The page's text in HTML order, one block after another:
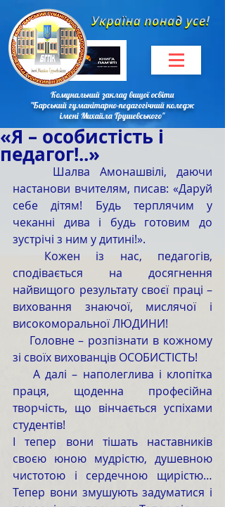
Комунальний заклад вищої освіти
"Барський гуманітарно-педагогічний коледж
імені Михайла Грушевського"
«Я – особистість і
педагог!..»
настанови вчителям, писав: «Даруй
себе дітям! Будь терплячим у
чеканні дива і будь готовим до
зустрічі з ним у дитині!».
сподівається на досягнення
найвищого результату своєї праці –
виховання знаючої, мислячої і
високоморальної ЛЮДИНИ!
зі своїх вихованців ОСОБИСТІСТЬ!
праця, щоденна професійна
творчість, що вінчається успіхами
студентів!
І тепер вони тішать наставників
своєю юною мудрістю, душевною
чистотою і сердечною щирістю…
Тепер вони змушують задуматися і